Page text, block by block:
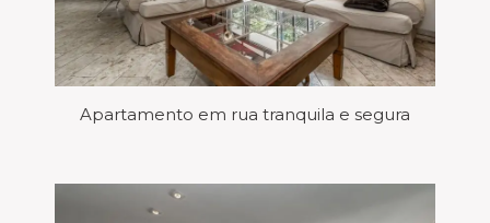
Apartamento em rua tranquila e segura